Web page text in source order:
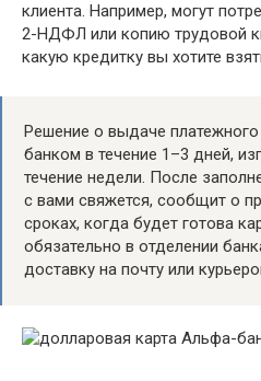
клиента. Например, могут
2-НДФЛ или копию трудовой
какую кредитку вы хотите
Решение о выдаче платежного
банком в течение 1–3 дней,
течение недели. После
с вами свяжется, сообщит о
сроках, когда будет готова
обязательно в отделении
доставку на почту или